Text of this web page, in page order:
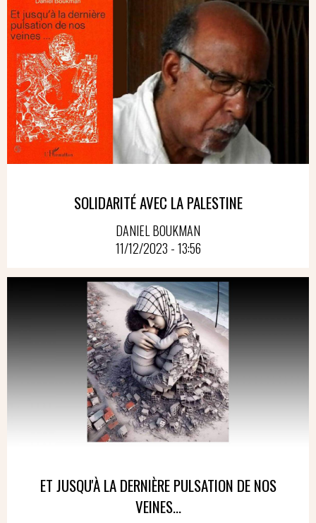
SOLIDARITÉ AVEC LA PALESTINE
DANIEL BOUKMAN
11/12/2023 - 13:56
ET JUSQU'À LA DERNIÈRE PULSATION DE NOS
VEINES...